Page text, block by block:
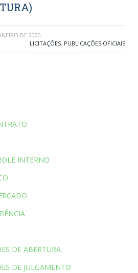
DE 2020
LICITAÇÕES, PUBLICAÇÕES OFICIAIS
INTERNO
DE ABERTURA
DE JULGAMENTO